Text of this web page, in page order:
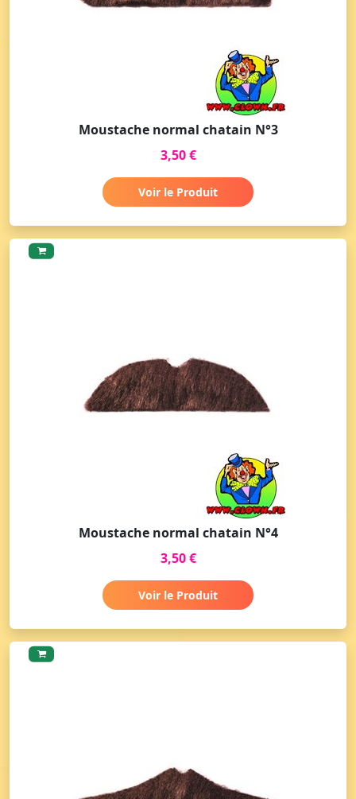
Moustache normal chatain N°3
3,50 €
Voir le Produit
Moustache normal chatain N°4
3,50 €
Voir le Produit